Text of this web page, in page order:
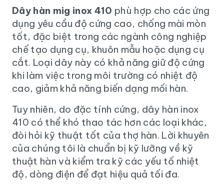
Dây hàn mig inox 410 phù hợp cho các ứng
dụng yêu cầu độ cứng cao, chống mài mòn
tốt, đặc biệt trong các ngành công nghiệp
chế tạo dụng cụ, khuôn mẫu hoặc dụng cụ
cắt. Loại dây này có khả năng giữ độ cứng
khi làm việc trong môi trường có nhiệt độ
cao, giảm khả năng biến dạng mối hàn.
Tuy nhiên, do đặc tính cứng, dây hàn inox
410 có thể khó thao tác hơn các loại khác,
đòi hỏi kỹ thuật tốt của thợ hàn. Lời khuyên
của chúng tôi là chuẩn bị kỹ lưỡng về kỹ
thuật hàn và kiểm tra kỹ các yếu tố nhiệt
độ, dòng điện để đạt hiệu quả tối đa.